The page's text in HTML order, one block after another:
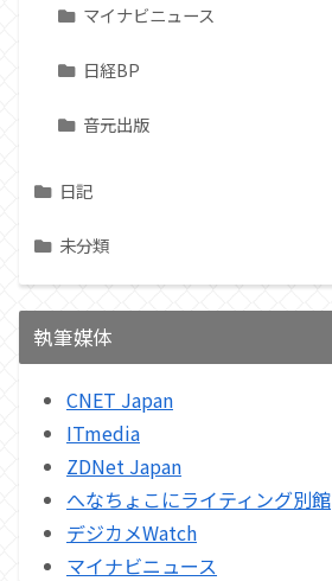
マイナビニュース
日経BP
音元出版
日記
未分類
執筆媒体
CNET Japan
ITmedia
ZDNet Japan
へなちょこにライティング別館
デジカメWatch
マイナビニュース